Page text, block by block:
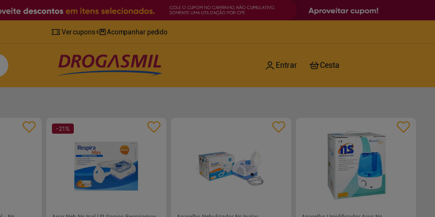
Ver cupons Acompanhar pedido
-21 %